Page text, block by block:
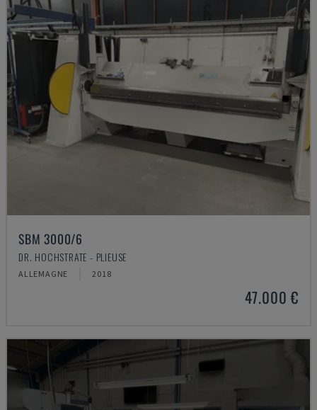
SBM 3000/6
DR. HOCHSTRATE - PLIEUSE
ALLEMAGNE 2018
47.000 €